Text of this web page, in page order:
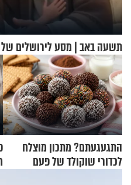
תשעה באב | מסע לירושלים
התגעגעתם? מתכון מוצלח
לכדורי שוקולד של פעם